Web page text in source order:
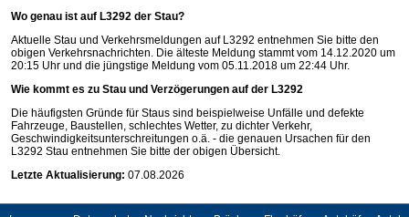
Wo genau ist auf L3292 der Stau?
Aktuelle Stau und Verkehrsmeldungen auf L3292 entnehmen Sie bitte den
obigen Verkehrsnachrichten. Die älteste Meldung stammt vom 14.12.2020 um
20:15 Uhr und die jüngstige Meldung vom 05.11.2018 um 22:44 Uhr.
Wie kommt es zu Stau und Verzögerungen auf der L3292
Die häufigsten Gründe für Staus sind beispielweise Unfälle und defekte
Fahrzeuge, Baustellen, schlechtes Wetter, zu dichter Verkehr,
Geschwindigkeitsunterschreitungen o.ä. - die genauen Ursachen für den
L3292 Stau entnehmen Sie bitte der obigen Übersicht.
Letzte Aktualisierung: 07.08.2026